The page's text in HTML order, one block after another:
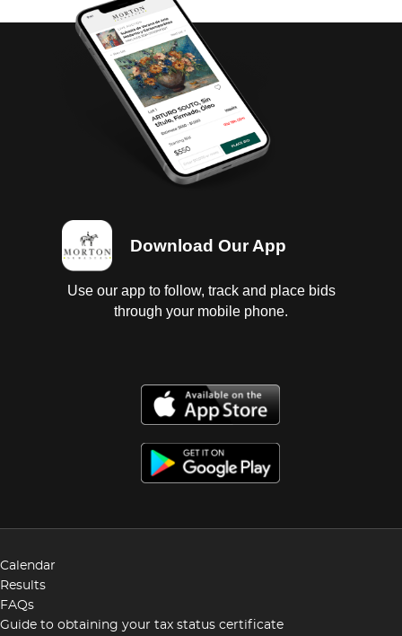
diferenciales sin probar; interiores regulares,
vestiduras con desgaste; instrumentos regulares,
tablero regular con faltantes; suspension de aire sin
probar; chasis en regular estado; carroceria con
golpes ligeros, cofre dañado, faros opacos, falta tapa
para baterias; 2 llantas con 1/4 de vida, 8 llantas lisas.
Download Our App
Use our app to follow, track and place bids
through your mobile phone.
Calendar
Results
FAQs
Guide to obtaining your tax status certificate